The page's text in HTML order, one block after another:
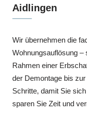
Aidlingen
Wir übernehmen die
Wohnungsauflösung
Rahmen einer
der Demontage bis
Schritte, damit Sie
sparen Sie Zeit und